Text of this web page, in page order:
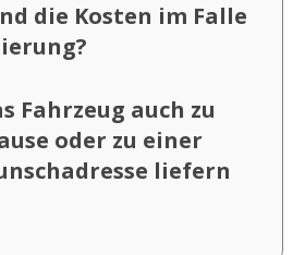
die Kosten im Falle
Fahrzeug auch zu
oder zu einer
liefern